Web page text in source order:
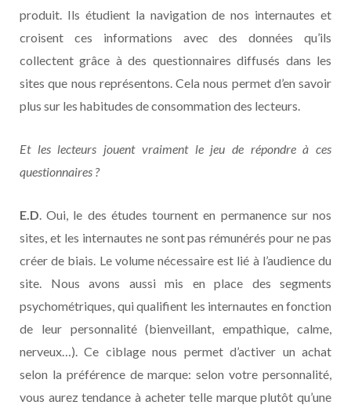
produit. Ils étudient la navigation de nos internautes et
croisent ces informations avec des données qu’ils
collectent grâce à des questionnaires diffusés dans les
sites que nous représentons. Cela nous permet d’en savoir
plus sur les habitudes de consommation des lecteurs.
Et les lecteurs jouent vraiment le jeu de répondre à ces
questionnaires ?
E.D . Oui, le des études tournent en permanence sur nos
sites, et les internautes ne sont pas rémunérés pour ne pas
créer de biais. Le volume nécessaire est lié à l’audience du
site. Nous avons aussi mis en place des segments
psychométriques, qui qualifient les internautes en fonction
de leur personnalité (bienveillant, empathique, calme,
nerveux…). Ce ciblage nous permet d’activer un achat
selon la préférence de marque: selon votre personnalité,
vous aurez tendance à acheter telle marque plutôt qu’une